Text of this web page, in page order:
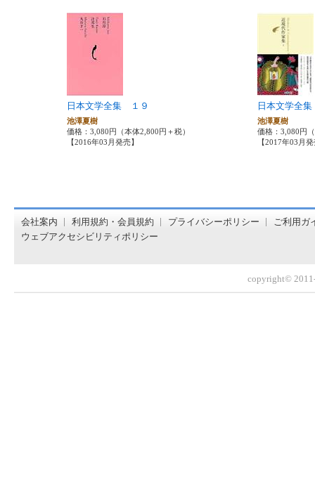
日本文学全集 １９
池澤夏樹
価格：3,080円（本体2,800円＋税）
【2016年03月発売】
日本文学全
池澤夏樹
価格：3,080円
【2017年03月
会社案内 利用規約・会員規約 プライバシーポリシー
ご利用ガ
ウェブアクセシビリティポリシー
copyright©